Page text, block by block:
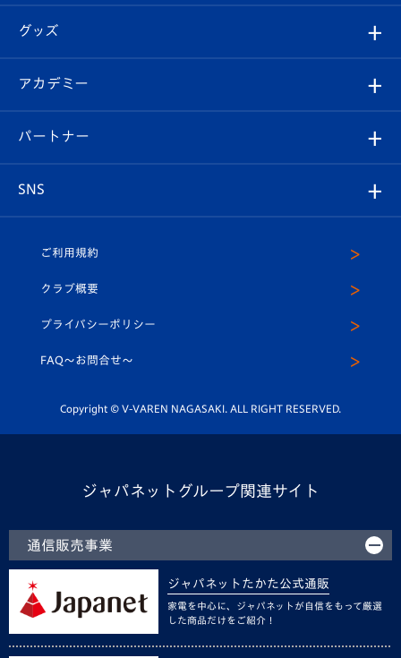
チケット
イベント
メディア
ホームタウン
スタッフプロフィール
マスコット紹介
平和祈念活動
ホームタウン活動
はじめての観戦ガイド
Revive Team
ヴィヴィくんの長崎おもてなしガイド
フォトギャラリー
スタジアムグルメ
チケット
V-LOVERS（ファンクラブ）
プレイヤーズスイート
グッズ
オンラインショップ
店舗情報
アカデミー
育成からのお知らせ
U-18
スクール
パートナー
SNS
ヴィヴィくんインスタグラム
公式LINE＠
ご利用規約
クラブ概要
プライバシーポリシー
FAQ〜お問合せ〜
Copyright © V-VAREN NAGASAKI. ALL RIGHT RESERVED.
ジャパネットグループ関連サイト
通信販売事業
ジャパネットたかた公式通販
家電を中心に、ジャパネットが自信をもって厳選
した商品だけをご紹介！